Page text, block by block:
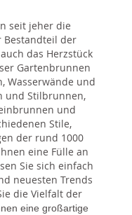
seit jeher die
Bestandteil der
das Herzstück
Gartenbrunnen
Wasserwände und
und Stilbrunnen,
und
Stile,
der rund 1000
eine Fülle an
Sie sich einfach
neuesten Trends
die Vielfalt der
eine großartige